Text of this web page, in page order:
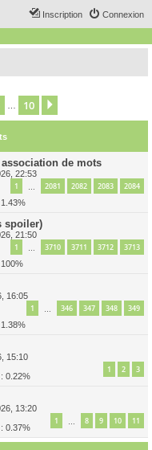
Connexion
Inscription
10
de mots
22:53
1 2081 2082 2083 2084
spoiler)
21:50
1 3710 3711 3712 3713
16:05
1 346 347 348 349
15:10
1 2 3
0.22%
13:20
1 8 9 10 11
0.37%